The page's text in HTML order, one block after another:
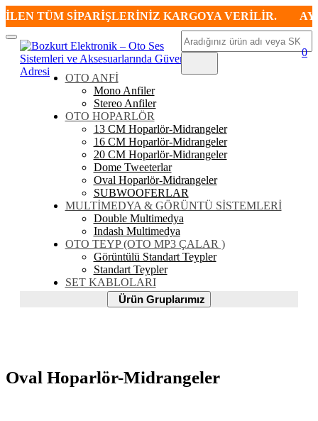
TÜM SİPARİŞLERİNİZ KARGOYA VERİLİR.
Mobil
Menü
Ara
0
OTO ANFİ
Mono Anfiler
Stereo Anfiler
OTO HOPARLÖR
13 CM Hoparlör-Midrangeler
16 CM Hoparlör-Midrangeler
20 CM Hoparlör-Midrangeler
Dome Tweeterlar
Oval Hoparlör-Midrangeler
SUBWOOFERLAR
MULTİMEDYA & GÖRÜNTÜ SİSTEMLERİ
Double Multimedya
Indash Multimedya
OTO TEYP (OTO MP3 ÇALAR )
Görüntülü Standart Teypler
Standart Teypler
SET KABLOLARI
Ürün
Gruplarımız
Ürün Gruplarımız
Oval Hoparlör-Midrangeler